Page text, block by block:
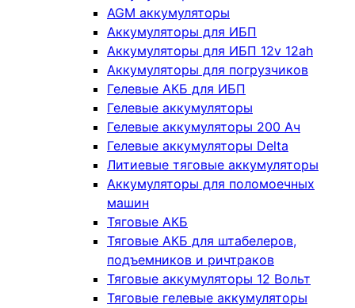
AGM аккумуляторы
Аккумуляторы для ИБП
Аккумуляторы для ИБП 12v 12ah
Аккумуляторы для погрузчиков
Гелевые АКБ для ИБП
Гелевые аккумуляторы
Гелевые аккумуляторы 200 Ач
Гелевые аккумуляторы Delta
Литиевые тяговые аккумуляторы
Аккумуляторы для поломоечных
машин
Тяговые АКБ
Тяговые АКБ для штабелеров,
подъемников и ричтраков
Тяговые аккумуляторы 12 Вольт
Тяговые гелевые аккумуляторы